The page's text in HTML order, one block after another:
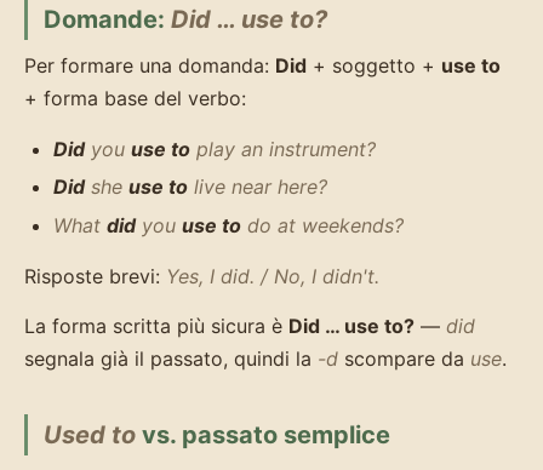
Domande: Did … use to?
Per formare una domanda: Did + soggetto + use to
+ forma base del verbo:
Didyou use to play an instrument?
Didshe use to live near here?
What didyou use to do at weekends?
Risposte brevi: Yes, I did. / No, I didn't.
La forma scritta più sicura è Did … use to? — did
segnala già il passato, quindi la -d scompare da use.
Used tovs. passato semplice